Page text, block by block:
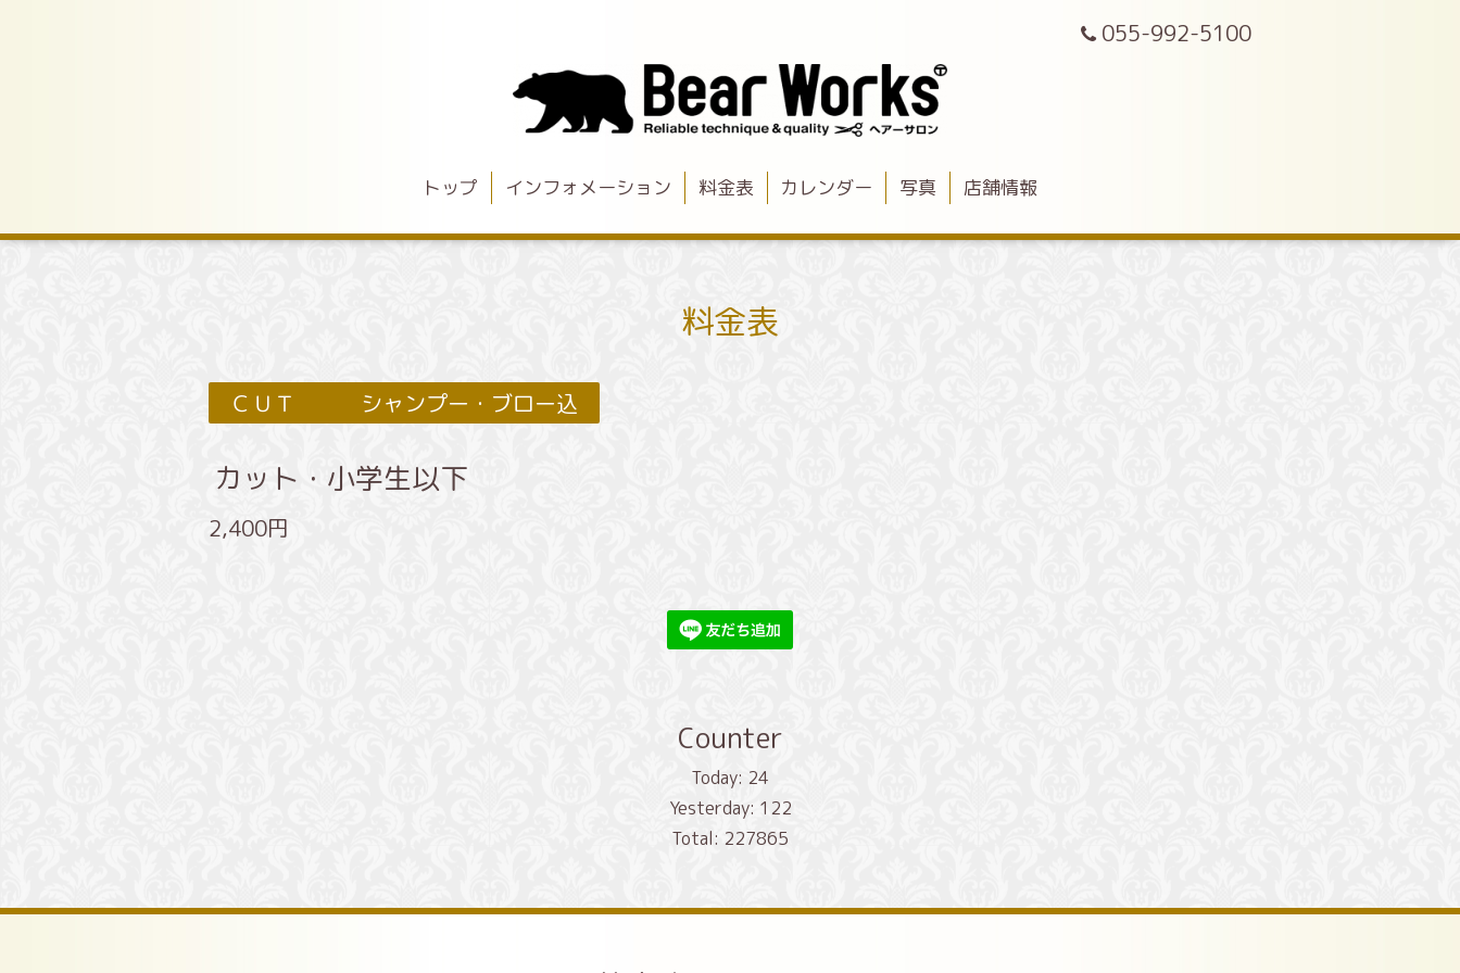
055-992-5100
トップ インフォメーション 料金表 カレンダー 写真 店舗情報
料金表
ＣＵＴ シャンプー・ブロー込
カット・小学生以下
2,400円
Counter
Today: 24
Yesterday: 122
Total: 227865